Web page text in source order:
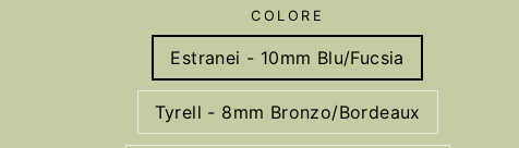
COLORE
Estranei - 10mm Blu/Fucsia
Tyrell - 8mm Bronzo/Bordeaux